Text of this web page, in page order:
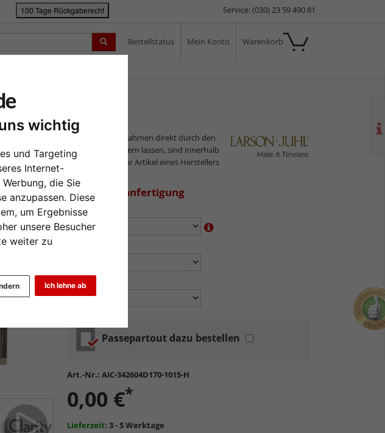
wichtig
und Targeting
Internet-
die Sie
anzupassen. Diese
um Ergebnisse
unsere Besucher
weiter zu
Ich lehne ab
100 Tage Rückgaberecht Service: (030) 23 59 490 81
Bestellstatus Mein Konto Warenkorb
Holzrahmen MALTA mittel - 2,5
- 2,5
Da wir die Bilderrahmen direkt durch den
Hersteller ausliefern lassen, sind innerhalb
eines Auftrags nur Artikel eines Herstellers
zur Maßanfertigung
Format wählen:
Glasart wählen:
Passepartout dazu bestellen
Art.-Nr.: AIC-342604D170-1015-H
0,00 €*
Lieferzeit: 3 - 5 Werktage